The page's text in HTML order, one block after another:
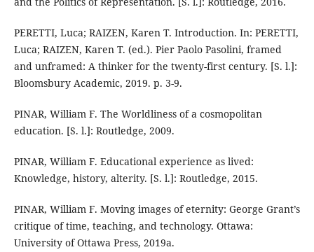
PERETTI, Luca; RAIZEN, Karen T. Introduction. In: PERETTI,
Luca; RAIZEN, Karen T. (ed.). Pier Paolo Pasolini, framed
and unframed: A thinker for the twenty-first century. [S. l.]:
Bloomsbury Academic, 2019. p. 3-9.
PINAR, William F. The Worldliness of a cosmopolitan
education. [S. l.]: Routledge, 2009.
PINAR, William F. Educational experience as lived:
Knowledge, history, alterity. [S. l.]: Routledge, 2015.
PINAR, William F. Moving images of eternity: George Grant’s
critique of time, teaching, and technology. Ottawa:
University of Ottawa Press, 2019a.